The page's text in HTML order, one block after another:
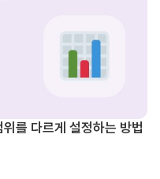
를 다르게 설정하는 방법